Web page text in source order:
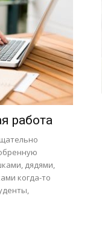
работа
дядями,
когда-то